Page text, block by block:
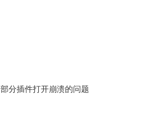
分插件打开崩溃的问题